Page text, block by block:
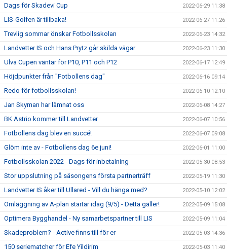
Dags för Skadevi Cup 2022-06-29 11:38
LIS-Golfen är tillbaka! 2022-06-27 11:26
Trevlig sommar önskar Fotbollsskolan 2022-06-23 14:32
Landvetter IS och Hans Prytz går skilda vägar 2022-06-23 11:30
Ulva Cupen väntar för P10, P11 och P12 2022-06-17 12:49
Höjdpunkter från "Fotbollens dag" 2022-06-16 09:14
Redo för fotbollsskolan! 2022-06-10 12:10
Jan Skyman har lämnat oss 2022-06-08 14:27
BK Astrio kommer till Landvetter 2022-06-07 10:56
Fotbollens dag blev en succé! 2022-06-07 09:08
Glöm inte av - Fotbollens dag 6e juni! 2022-06-01 11:00
Fotbollsskolan 2022 - Dags för inbetalning 2022-05-30 08:53
Stor uppslutning på säsongens första partnerträff 2022-05-19 11:30
Landvetter IS åker till Ullared - Vill du hänga med? 2022-05-10 12:02
Omläggning av A-plan startar idag (9/5) - Detta gäller! 2022-05-09 15:08
Optimera Bygghandel - Ny samarbetspartner till LIS 2022-05-09 11:04
Skadeproblem? - Active finns till för er 2022-05-03 14:36
150 seriematcher för Efe Yildirim 2022-05-03 11:40